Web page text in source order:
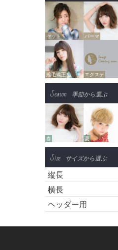
セット パーマ
縮毛矯正 エクステ
Season 季節から選ぶ
春 夏
Size サイズから選ぶ
縦長
横長
ヘッダー用